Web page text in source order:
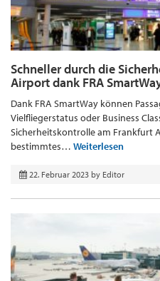
Schneller durch die
Airport dank FRA
Dank FRA SmartWay können
Vielfliegerstatus oder Business
Sicherheitskontrolle am Frankfurt
bestimmtes… Weiterlesen
22. Februar 2023 by Editor